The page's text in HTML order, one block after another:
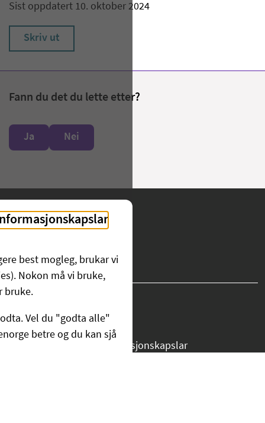
Sist oppdatert 10. oktober 2024
Skriv ut
Fann du det du lette etter?
Ja Nei